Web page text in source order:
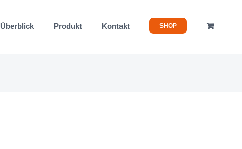
Überblick Produkt Kontakt SHOP